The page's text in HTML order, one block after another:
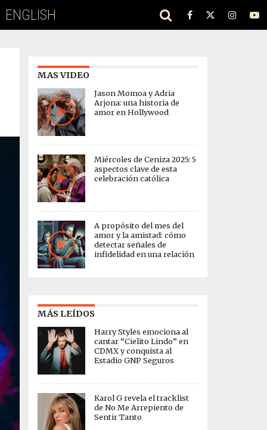
ENGLISH
MAS VIDEO
Jason Momoa y Adria
Arjona: una historia de
amor en Hollywood
Miércoles de Ceniza 2025: 5
aspectos clave de esta
celebración católica
A propósito del mes del
amor y la amistad: cómo
detectar señales de
infidelidad en una relación
MÁS LEÍDOS
Harry Styles emociona al
cantar “Cielito Lindo” en
CDMX y conquista al
Estadio GNP Seguros
Karol G revela el tracklist
de No Me Arrepiento de
Sentir Tanto